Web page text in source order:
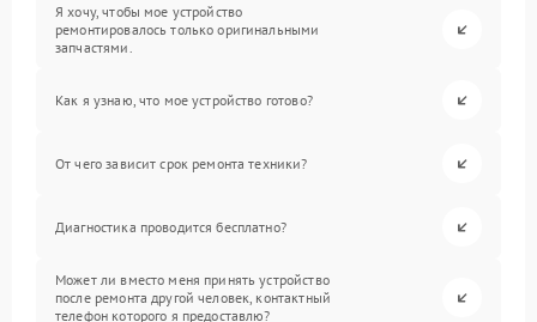
Я хочу, чтобы мое устройство
ремонтировалось только оригинальными
запчастями.
Как я узнаю, что мое устройство готово?
От чего зависит срок ремонта техники?
Диагностика проводится бесплатно?
Может ли вместо меня принять устройство
после ремонта другой человек, контактный
телефон которого я предоставлю?